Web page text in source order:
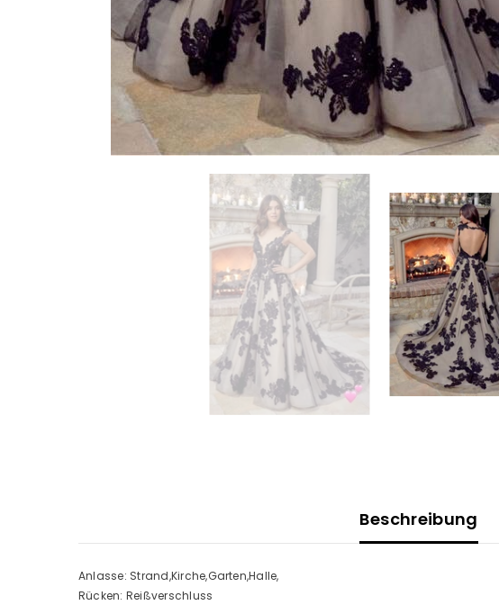
Beschreibung
Anlasse: Strand,Kirche,Garten,Halle,
Rücken: Reißverschluss